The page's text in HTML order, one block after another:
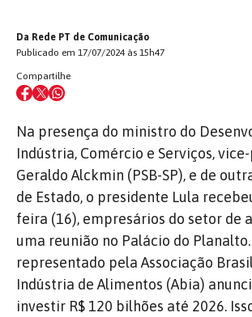
Da Rede PT de Comunicação
Publicado em 17/07/2024 às 15h47
Compartilhe
Na presença do ministro do
Indústria, Comércio e Serviços,
Geraldo Alckmin (PSB-SP), e de
de Estado, o presidente Lula
feira (16), empresários do setor de
uma reunião no Palácio do
representado pela Associação
Indústria de Alimentos (Abia)
investir R$ 120 bilhões até 2026.